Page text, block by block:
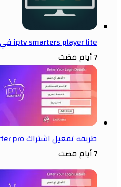
iptv smarters player lite في الكويت لمشاهدة ما تريد
7 أيام مضت
طريقه تفعيل اشتراك smarter pro
7 أيام مضت